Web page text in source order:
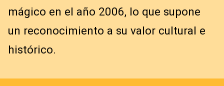
mágico en el año 2006, lo que supone
un reconocimiento a su valor cultural e
histórico.